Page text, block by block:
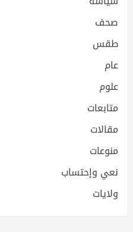
صحف
طقس
عام
علوم
متابعات
مقالات
منوعات
نعي وإحتساب
ولايات